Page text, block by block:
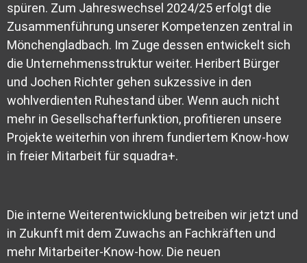
spüren. Zum Jahreswechsel 2024/25 erfolgt die
Zusammenführung unserer Kompetenzen zentral in
Mönchengladbach. Im Zuge dessen entwickelt sich
die Unternehmensstruktur weiter. Heribert Bürger
und Jochen Richter gehen sukzessive in den
wohlverdienten Ruhestand über. Wenn auch nicht
mehr in Gesellschafterfunktion, profitieren unsere
Projekte weiterhin von ihrem fundiertem Know-how
in freier Mitarbeit für squadra+.
Die interne Weiterentwicklung betreiben wir jetzt und
in Zukunft mit dem Zuwachs an Fachkräften und
mehr Mitarbeiter-Know-how. Die neuen